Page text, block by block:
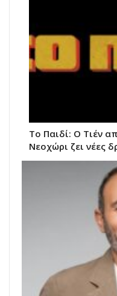
Το Παιδί: Ο Τιέν
Νεοχώρι ζει νέες